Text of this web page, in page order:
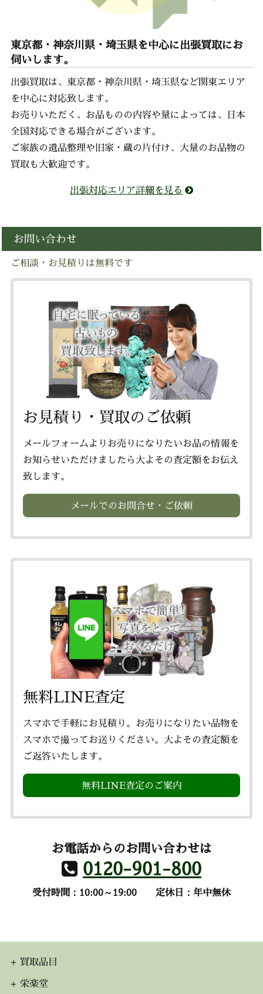
東京都・神奈川県・埼玉県を中心に出張買取にお
伺いします。
出張買取は、東京都・神奈川県・埼玉県など関東エリア
を中心に対応致します。
お売りいただく、お品ものの内容や量によっては、日本
全国対応できる場合がございます。
ご家族の遺品整理や旧家・蔵の片付け、大量のお品物の
買取も大歓迎です。
出張対応エリア詳細を見る
お問い合わせ
ご相談・お見積りは無料です
お見積り・買取のご依頼
メールフォームよりお売りになりたいお品の情報を
お知らせいただけましたら大よその査定額をお伝え
致します。
メールでのお問合せ・ご依頼
無料LINE査定
スマホで手軽にお見積り。お売りになりたい品物を
スマホで撮ってお送りください。大よその査定額を
ご返答いたします。
無料LINE査定のご案内
お電話からのお問い合わせは
0120-901-800
受付時間：10:00～19:00 定休日：年中無休
買取品目
栄楽堂